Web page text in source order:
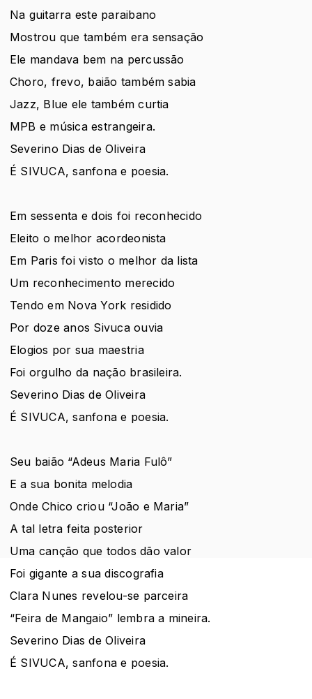
Na guitarra este paraibano
Mostrou que também era sensação
Ele mandava bem na percussão
Choro, frevo, baião também sabia
Jazz, Blue ele também curtia
MPB e música estrangeira.
Severino Dias de Oliveira
É SIVUCA, sanfona e poesia.
Em sessenta e dois foi reconhecido
Eleito o melhor acordeonista
Em Paris foi visto o melhor da lista
Um reconhecimento merecido
Tendo em Nova York residido
Por doze anos Sivuca ouvia
Elogios por sua maestria
Foi orgulho da nação brasileira.
Severino Dias de Oliveira
É SIVUCA, sanfona e poesia.
Seu baião “Adeus Maria Fulô”
E a sua bonita melodia
Onde Chico criou “João e Maria”
A tal letra feita posterior
Uma canção que todos dão valor
Foi gigante a sua discografia
Clara Nunes revelou-se parceira
“Feira de Mangaio” lembra a mineira.
Severino Dias de Oliveira
É SIVUCA, sanfona e poesia.